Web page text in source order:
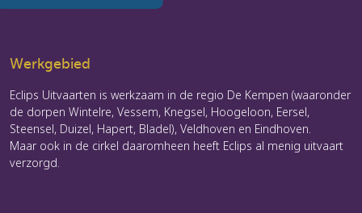
Werkgebied
Eclips Uitvaarten is werkzaam in de regio De Kempen (waaronder
de dorpen Wintelre, Vessem, Knegsel, Hoogeloon, Eersel,
Steensel, Duizel, Hapert, Bladel), Veldhoven en Eindhoven.
Maar ook in de cirkel daaromheen heeft Eclips al menig uitvaart
verzorgd.